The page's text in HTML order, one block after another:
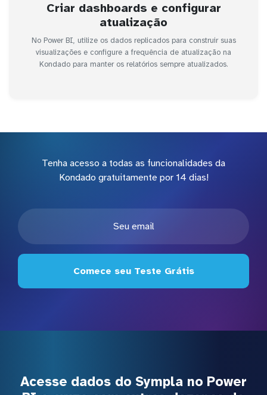
Criar dashboards e configurar
atualização
No Power BI, utilize os dados replicados para construir suas
visualizações e configure a frequência de atualização na
Kondado para manter os relatórios sempre atualizados.
Tenha acesso a todas as funcionalidades da
Kondado gratuitamente por 14 dias!
Comece seu Teste Grátis
Acesse dados do Sympla no Power